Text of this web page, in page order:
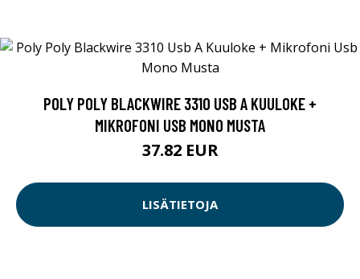
POLY POLY BLACKWIRE 3310 USB A KUULOKE +
MIKROFONI USB MONO MUSTA
37.82 EUR
LISÄTIETOJA